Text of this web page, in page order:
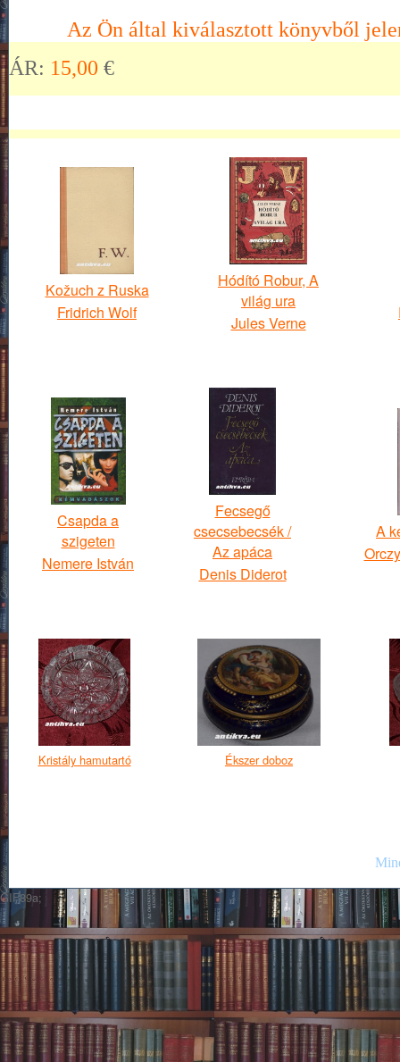
Az Ön által kiválasztott könyvből
ÁR: 15,00 €
Kožuch z Ruska
Fridrich Wolf
Hódító Robur, A
világ ura
Jules Verne
Csapda a
szigeten
Nemere István
Fecsegő
csecsebecsék /
Az apáca
Denis Diderot
A
Kristály hamutartó Ékszer doboz
GIF89a;